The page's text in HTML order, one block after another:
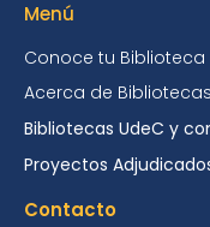
Menú
Conoce tu Biblioteca
Acerca de
Bibliotecas UdeC y
Proyectos
Contacto